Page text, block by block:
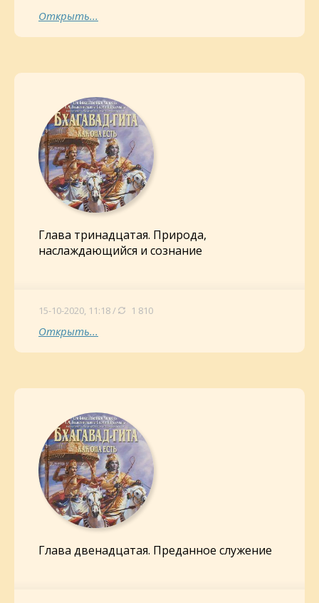
Открыть...
Глава тринадцатая. Природа,
наслаждающийся и сознание
15-10-2020, 11:18 / 1 810
Открыть...
Глава двенадцатая. Преданное служение